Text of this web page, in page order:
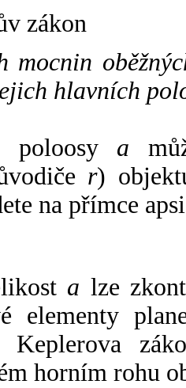
zákon
mocnin
hlavních
poloosy a
r)
na přímce
a lze
elementy
horním rohu